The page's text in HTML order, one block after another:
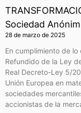
Sociedad
28 de marzo de 2025
En cumplimiento de
Refundido de la Ley
Real Decreto-Ley 5/
Unión Europea en
sociedades
accionistas de la